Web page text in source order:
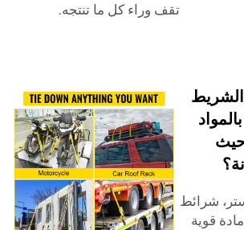
تقف وراء كل ما تنتجه.
شرائط
قوية